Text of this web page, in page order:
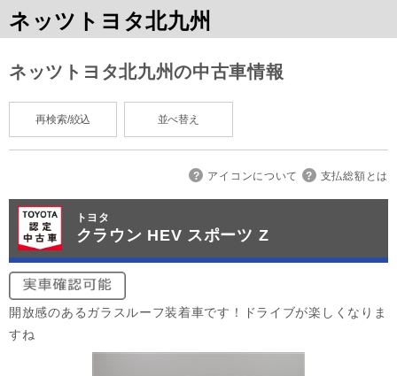
ネッツトヨタ北九州
ネッツトヨタ北九州の中古車情報
再検索/絞込 並べ替え
アイコンについて 支払総額とは
トヨタ
クラウン HEV スポーツ Z
開放感のあるガラスルーフ装着車です！ドライブが楽しくなりま
すね